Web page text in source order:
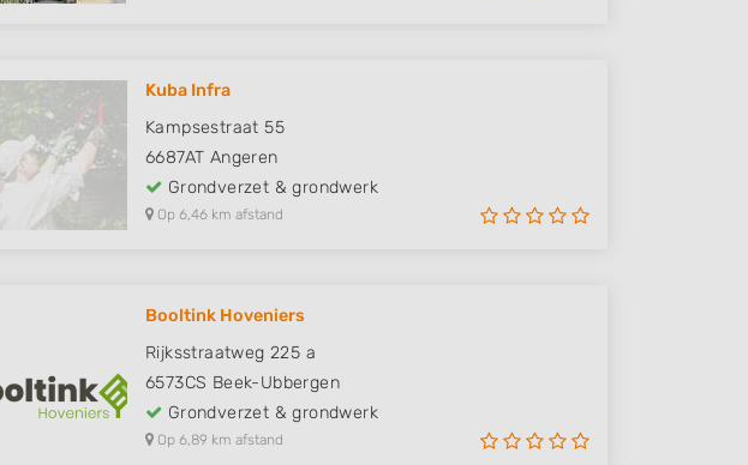
Kuba Infra
Kampsestraat 55
6687AT Angeren
Grondverzet & grondwerk
Op 6,46 km afstand
Booltink Hoveniers
Rijksstraatweg 225 a
6573CS Beek-Ubbergen
Grondverzet & grondwerk
Op 6,89 km afstand